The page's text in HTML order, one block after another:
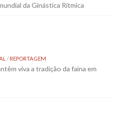
da Ginástica Rítmica
/REPORTAGEM
viva a tradição da faina em